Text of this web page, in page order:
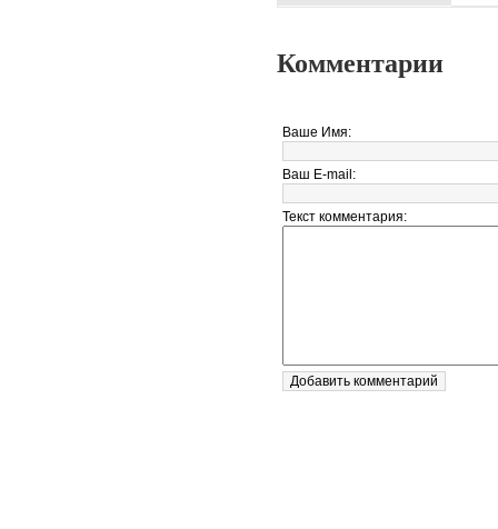
Комментарии
Ваше Имя:
Ваш E-mail:
Текст комментария: